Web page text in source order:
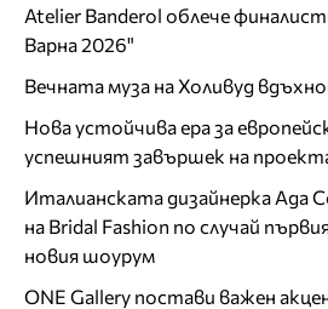
Atelier Banderol облече
Варна 2026"
Вечната муза на Холивуд
Нова устойчива ера за
успешният завършек на
Италианската дизайнерка Ада
на Bridal Fashion по случай
новия шоурум
ONE Gallery постави важен